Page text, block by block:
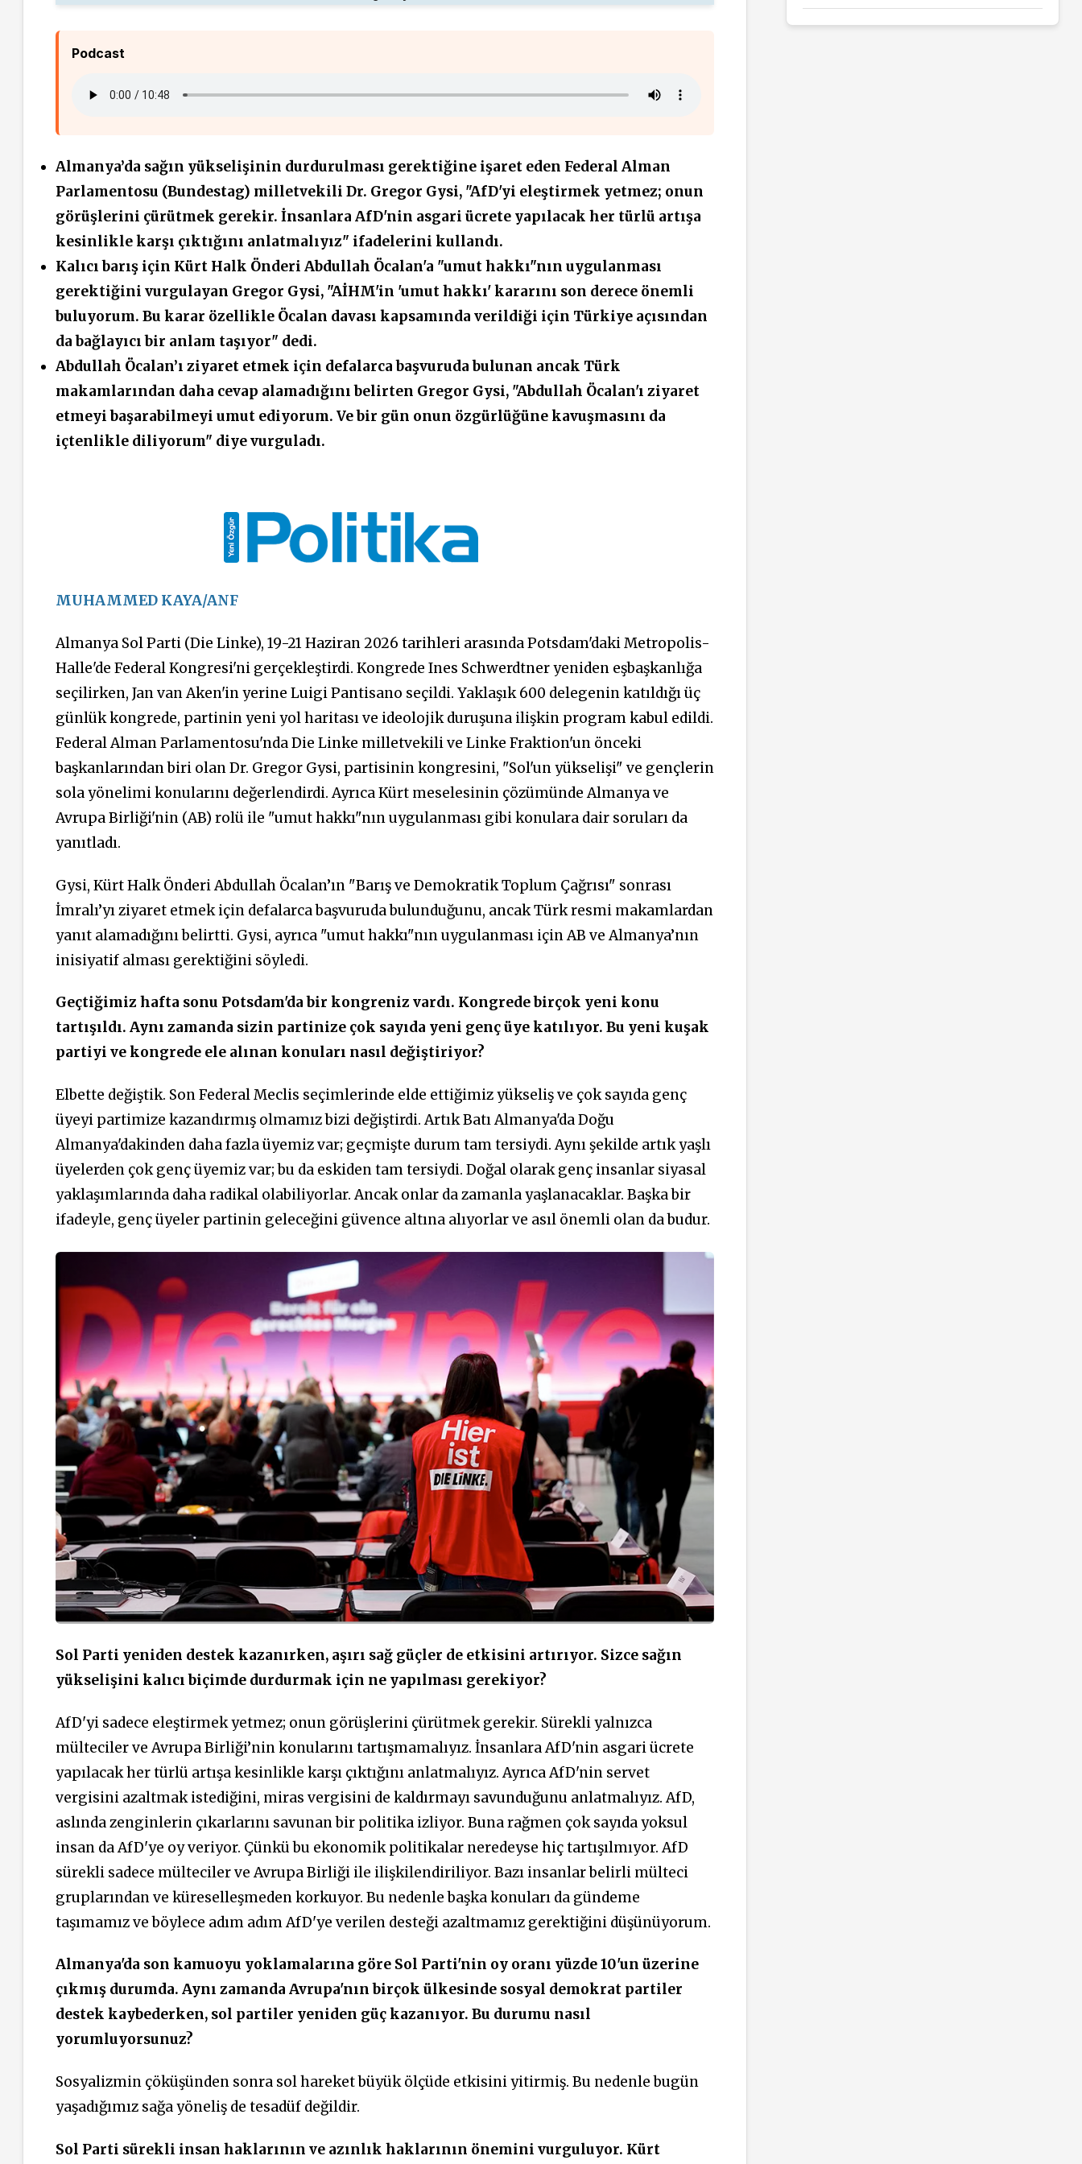
Podcast
Almanya’da sağın yükselişinin durdurulması gerektiğine işaret eden Federal Alman
Parlamentosu (Bundestag) milletvekili Dr. Gregor Gysi, "AfD'yi eleştirmek yetmez; onun
görüşlerini çürütmek gerekir. İnsanlara AfD'nin asgari ücrete yapılacak her türlü artışa
kesinlikle karşı çıktığını anlatmalıyız" ifadelerini kullandı.
Kalıcı barış için Kürt Halk Önderi Abdullah Öcalan'a "umut hakkı"nın uygulanması
gerektiğini vurgulayan Gregor Gysi, "AİHM'in 'umut hakkı' kararını son derece önemli
buluyorum. Bu karar özellikle Öcalan davası kapsamında verildiği için Türkiye açısından
da bağlayıcı bir anlam taşıyor" dedi.
Abdullah Öcalan’ı ziyaret etmek için defalarca başvuruda bulunan ancak Türk
makamlarından daha cevap alamadığını belirten Gregor Gysi, "Abdullah Öcalan'ı ziyaret
etmeyi başarabilmeyi umut ediyorum. Ve bir gün onun özgürlüğüne kavuşmasını da
içtenlikle diliyorum" diye vurguladı.
MUHAMMED KAYA/ANF
Almanya SolParti (Die Linke), 19-21 Haziran 2026 tarihleri arasında Potsdam'daki Metropolis-
Halle'de Federal Kongresi'ni gerçekleştirdi. Kongrede Ines Schwerdtner yeniden eşbaşkanlığa
seçilirken, Jan van Aken'in yerine Luigi Pantisano seçildi. Yaklaşık 600 delegenin katıldığı üç
günlük kongrede, partinin yeni yol haritası ve ideolojik duruşuna ilişkin program kabul edildi.
Federal Alman Parlamentosu'nda Die Linke milletvekili ve Linke Fraktion'un önceki
başkanlarından biri olan Dr. Gregor Gysi, partisinin kongresini, "Sol'un yükselişi" ve gençlerin
sola yönelimi konularını değerlendirdi. Ayrıca Kürt meselesinin çözümünde Almanya ve
Avrupa Birliği'nin (AB) rolü ile "umut hakkı"nın uygulanması gibi konulara dair soruları da
yanıtladı.
Gysi, Kürt Halk Önderi Abdullah Öcalan’ın "Barış ve Demokratik Toplum Çağrısı" sonrası
İmralı’yı ziyaret etmek için defalarca başvuruda bulunduğunu, ancak Türk resmi makamlardan
yanıt alamadığını belirtti. Gysi, ayrıca "umut hakkı"nın uygulanması için AB ve Almanya’nın
inisiyatif alması gerektiğini söyledi.
Geçtiğimiz hafta sonu Potsdam'da bir kongreniz vardı. Kongrede birçok yeni konu
tartışıldı. Aynı zamanda sizin partinize çok sayıda yeni genç üye katılıyor. Bu yeni kuşak
partiyi ve kongrede ele alınan konuları nasıl değiştiriyor?
Elbette değiştik. Son Federal Meclis seçimlerinde elde ettiğimiz yükseliş ve çok sayıda genç
üyeyi partimize kazandırmış olmamız bizi değiştirdi. Artık Batı Almanya'da Doğu
Almanya'dakinden daha fazla üyemiz var; geçmişte durum tam tersiydi. Aynı şekilde artık yaşlı
üyelerden çok genç üyemiz var; bu da eskiden tam tersiydi. Doğal olarak genç insanlar siyasal
yaklaşımlarında daha radikal olabiliyorlar. Ancak onlar da zamanla yaşlanacaklar. Başka bir
ifadeyle, genç üyeler partinin geleceğini güvence altına alıyorlar ve asıl önemli olan da budur.
Sol Parti yeniden destek kazanırken, aşırı sağ güçler de etkisini artırıyor. Sizce sağın
yükselişini kalıcı biçimde durdurmak için ne yapılması gerekiyor?
AfD'yi sadece eleştirmek yetmez; onun görüşlerini çürütmek gerekir. Sürekli yalnızca
mülteciler ve Avrupa Birliği’nin konularını tartışmamalıyız. İnsanlara AfD'nin asgari ücrete
yapılacak her türlü artışa kesinlikle karşı çıktığını anlatmalıyız. Ayrıca AfD'nin servet
vergisini azaltmak istediğini, miras vergisini de kaldırmayı savunduğunu anlatmalıyız. AfD,
aslında zenginlerin çıkarlarını savunan bir politika izliyor. Buna rağmen çok sayıda yoksul
insan da AfD'ye oy veriyor. Çünkü bu ekonomik politikalar neredeyse hiç tartışılmıyor. AfD
sürekli sadece mülteciler ve Avrupa Birliği ile ilişkilendiriliyor. Bazı insanlar belirli mülteci
gruplarından ve küreselleşmeden korkuyor. Bu nedenle başka konuları da gündeme
taşımamız ve böylece adım adım AfD'ye verilen desteği azaltmamız gerektiğini düşünüyorum.
Almanya'da son kamuoyu yoklamalarına göre Sol Parti'nin oy oranı yüzde 10'un üzerine
çıkmış durumda. Aynı zamanda Avrupa'nın birçok ülkesinde sosyal demokrat partiler
destek kaybederken, sol partiler yeniden güç kazanıyor. Bu durumu nasıl
yorumluyorsunuz?
Sosyalizmin çöküşünden sonra sol hareket büyük ölçüde etkisini yitirmiş. Bu nedenle bugün
yaşadığımız sağa yöneliş de tesadüf değildir.
Sol Parti sürekli insan haklarının ve azınlık haklarının önemini vurguluyor. Kürt